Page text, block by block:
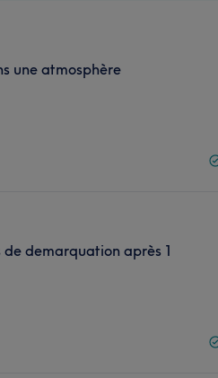
une atmosphère
de demarquation après 1